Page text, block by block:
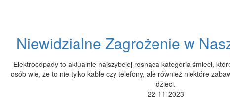
Niewidzialne Zagrożenie w
Elektroodpady to aktualnie najszybciej rosnąca kategoria śmieci,
osób wie, że to nie tylko kable czy telefony, ale również niektóre
dzieci.
22-11-2023